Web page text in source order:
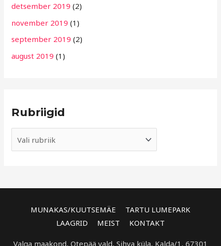
detsember 2019 (2)
november 2019 (1)
september 2019 (2)
august 2019 (1)
Rubriigid
MUNAKAS/KUUTSEMÄE
TARTU LUMEPARK
LAAGRID
MEIST KONTAKT
Valga maakond, Otepää vald, Sihva küla, Kalda/1, 67301